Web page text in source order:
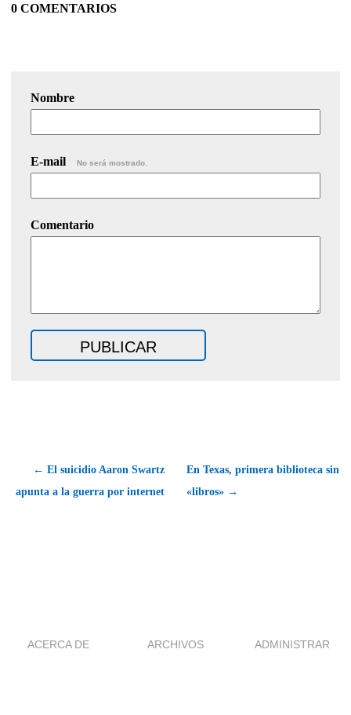
0 COMENTARIOS
Nombre
E-mail No será mostrado.
Comentario
← El suicidio Aaron Swartz
apunta a la guerra por internet
En Texas, primera biblioteca sin
«libros» →
ACERCA DE ARCHIVOS ADMINISTRAR